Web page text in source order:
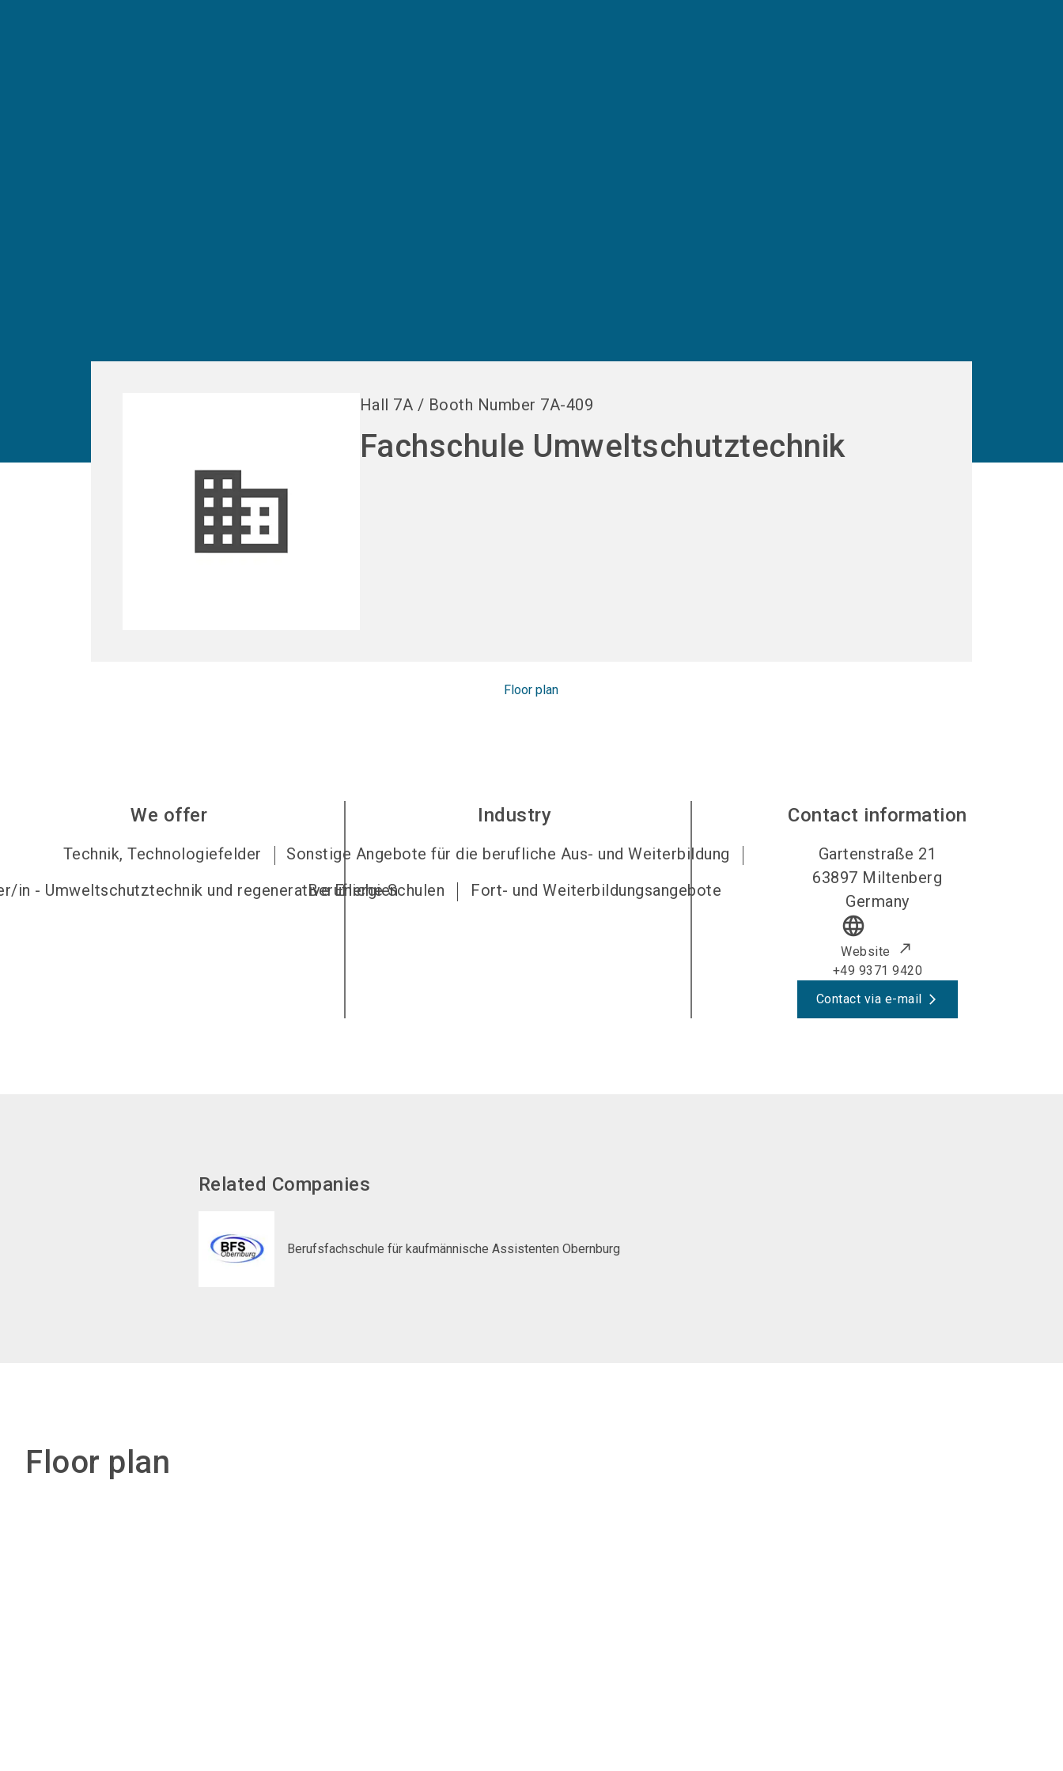
Hall 7A / Booth Number 7A-409
Fachschule Umweltschutztechnik
Floor plan
We offer
Technik, Technologiefelder
in - Umweltschutztechnik und regenerative Energien
Industry
Sonstige Angebote für die berufliche Aus- und Weiterbildung
Berufliche Schulen
Fort- und Weiterbildungsangebote
Contact information
Gartenstraße 21
63897 Miltenberg
Germany
language
Website
+49 9371 9420
Contact via e-mail
Related Companies
Berufsfachschule für kaufmännische Assistenten Obernburg
Floor plan